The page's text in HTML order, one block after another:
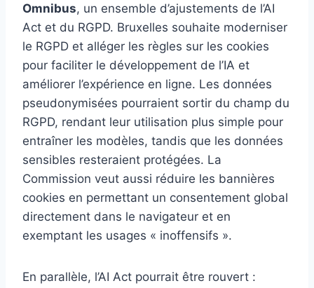
Omnibus, un ensemble d’ajustements de l’AI
Act et du RGPD. Bruxelles souhaite moderniser
le RGPD et alléger les règles sur les cookies
pour faciliter le développement de l’IA et
améliorer l’expérience en ligne. Les données
pseudonymisées pourraient sortir du champ du
RGPD, rendant leur utilisation plus simple pour
entraîner les modèles, tandis que les données
sensibles resteraient protégées. La
Commission veut aussi réduire les bannières
cookies en permettant un consentement global
directement dans le navigateur et en
exemptant les usages « inoffensifs ».
En parallèle, l’AI Act pourrait être rouvert :